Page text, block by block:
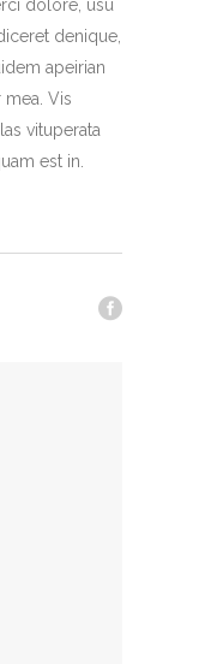
dolore, usu
denique,
apeirian
Vis
vituperata
est in.